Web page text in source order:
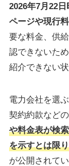
2026年7月22
ページや現行
要な料金、供
認できないた
紹介できない状
電力会社を選
契約約款など
や料金表が検
を示すとは限
が公開されて